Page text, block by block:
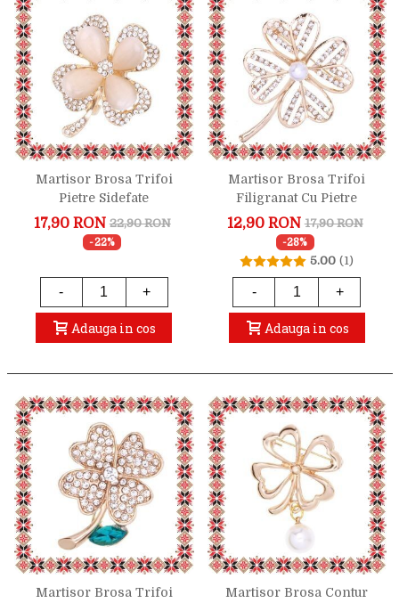
Martisor Brosa Trifoi
Pietre Sidefate
17,90 RON 22,90 RON
-22%
- +
Adauga in cos
Martisor Brosa Trifoi
Filigranat Cu Pietre
12,90 RON 17,90 RON
-28%
5.00 (1)
- +
Adauga in cos
Martisor Brosa Trifoi
Martisor Brosa Contur